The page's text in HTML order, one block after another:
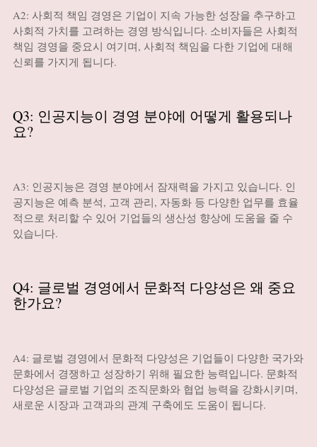
A2: 사회적 책임 경영은 기업이 지속 가능한 성장을 추구하고
사회적 가치를 고려하는 경영 방식입니다. 소비자들은 사회적
책임 경영을 중요시 여기며, 사회적 책임을 다한 기업에 대해
신뢰를 가지게 됩니다.
Q3: 인공지능이 경영 분야에 어떻게 활용되나
요?
A3: 인공지능은 경영 분야에서 잠재력을 가지고 있습니다. 인
공지능은 예측 분석, 고객 관리, 자동화 등 다양한 업무를 효율
적으로 처리할 수 있어 기업들의 생산성 향상에 도움을 줄 수
있습니다.
Q4: 글로벌 경영에서 문화적 다양성은 왜 중요
한가요?
A4: 글로벌 경영에서 문화적 다양성은 기업들이 다양한 국가와
문화에서 경쟁하고 성장하기 위해 필요한 능력입니다. 문화적
다양성은 글로벌 기업의 조직문화와 협업 능력을 강화시키며,
새로운 시장과 고객과의 관계 구축에도 도움이 됩니다.